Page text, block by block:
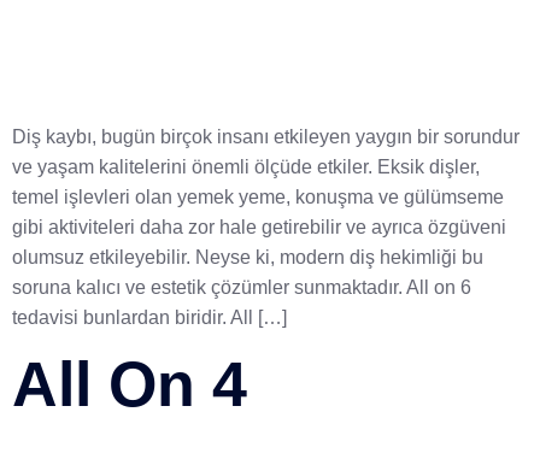
Diş kaybı, bugün birçok insanı etkileyen yaygın bir sorundur
ve yaşam kalitelerini önemli ölçüde etkiler. Eksik dişler,
temel işlevleri olan yemek yeme, konuşma ve gülümseme
gibi aktiviteleri daha zor hale getirebilir ve ayrıca özgüveni
olumsuz etkileyebilir. Neyse ki, modern diş hekimliği bu
soruna kalıcı ve estetik çözümler sunmaktadır. All on 6
tedavisi bunlardan biridir. All […]
All On 4